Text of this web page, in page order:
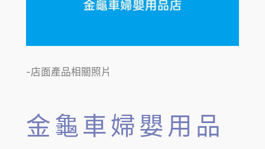
-店面產品相關照片
金龜車婦嬰用品